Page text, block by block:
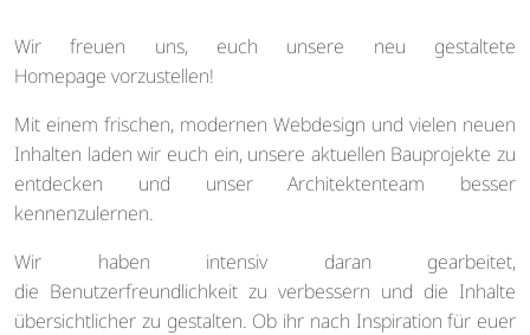
Wir freuen uns, euch unsere neu gestaltete
Homepage vorzustellen!
Mit einem frischen, modernen Webdesign und vielen neuen
Inhalten laden wir euch ein, unsere aktuellen Bauprojekte zu
entdecken und unser Architektenteam besser
kennenzulernen.
Wir haben intensiv daran gearbeitet,
die Benutzerfreundlichkeit zu verbessern und die Inhalte
übersichtlicher zu gestalten. Ob ihr nach Inspiration für euer